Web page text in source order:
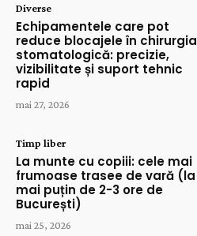
Diverse
Echipamentele care pot
reduce blocajele în chirurgia
stomatologică: precizie,
vizibilitate și suport tehnic
rapid
mai 27, 2026
Timp liber
La munte cu copiii: cele mai
frumoase trasee de vară (la
mai puțin de 2-3 ore de
București)
mai 25, 2026